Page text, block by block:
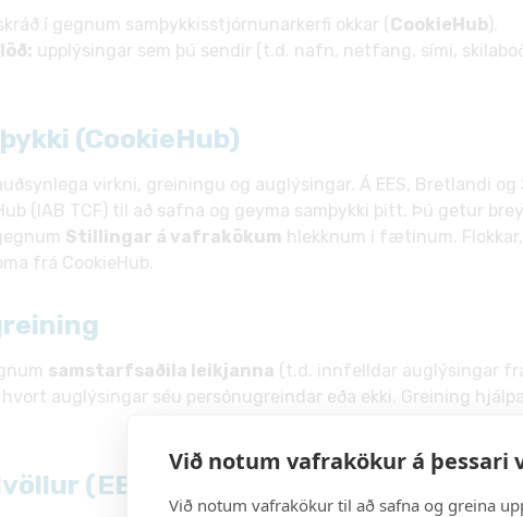
Við notum vafrakökur á þessari
Við notum vafrakökur til að safna og greina
í gegnum samþykkisstjórnunarkerfi okkar ( CookieHub).
upplýsingar sem þú sendir (t.d. nafn, netfang, sími,
(CookieHub)
virkni, greiningu og auglýsingar. Á EES, Bretlandi og
(IAB TCF) til að safna og geyma samþykki þitt. Þú getur
Stillingar á vafrakökum hlekknum í fætinum.
frá CookieHub.
samstarfsaðila leikjanna (t.d. innfelldar auglýsingar
auglýsingar séu persónugreindar eða ekki. Greining
(EES/Bretland)